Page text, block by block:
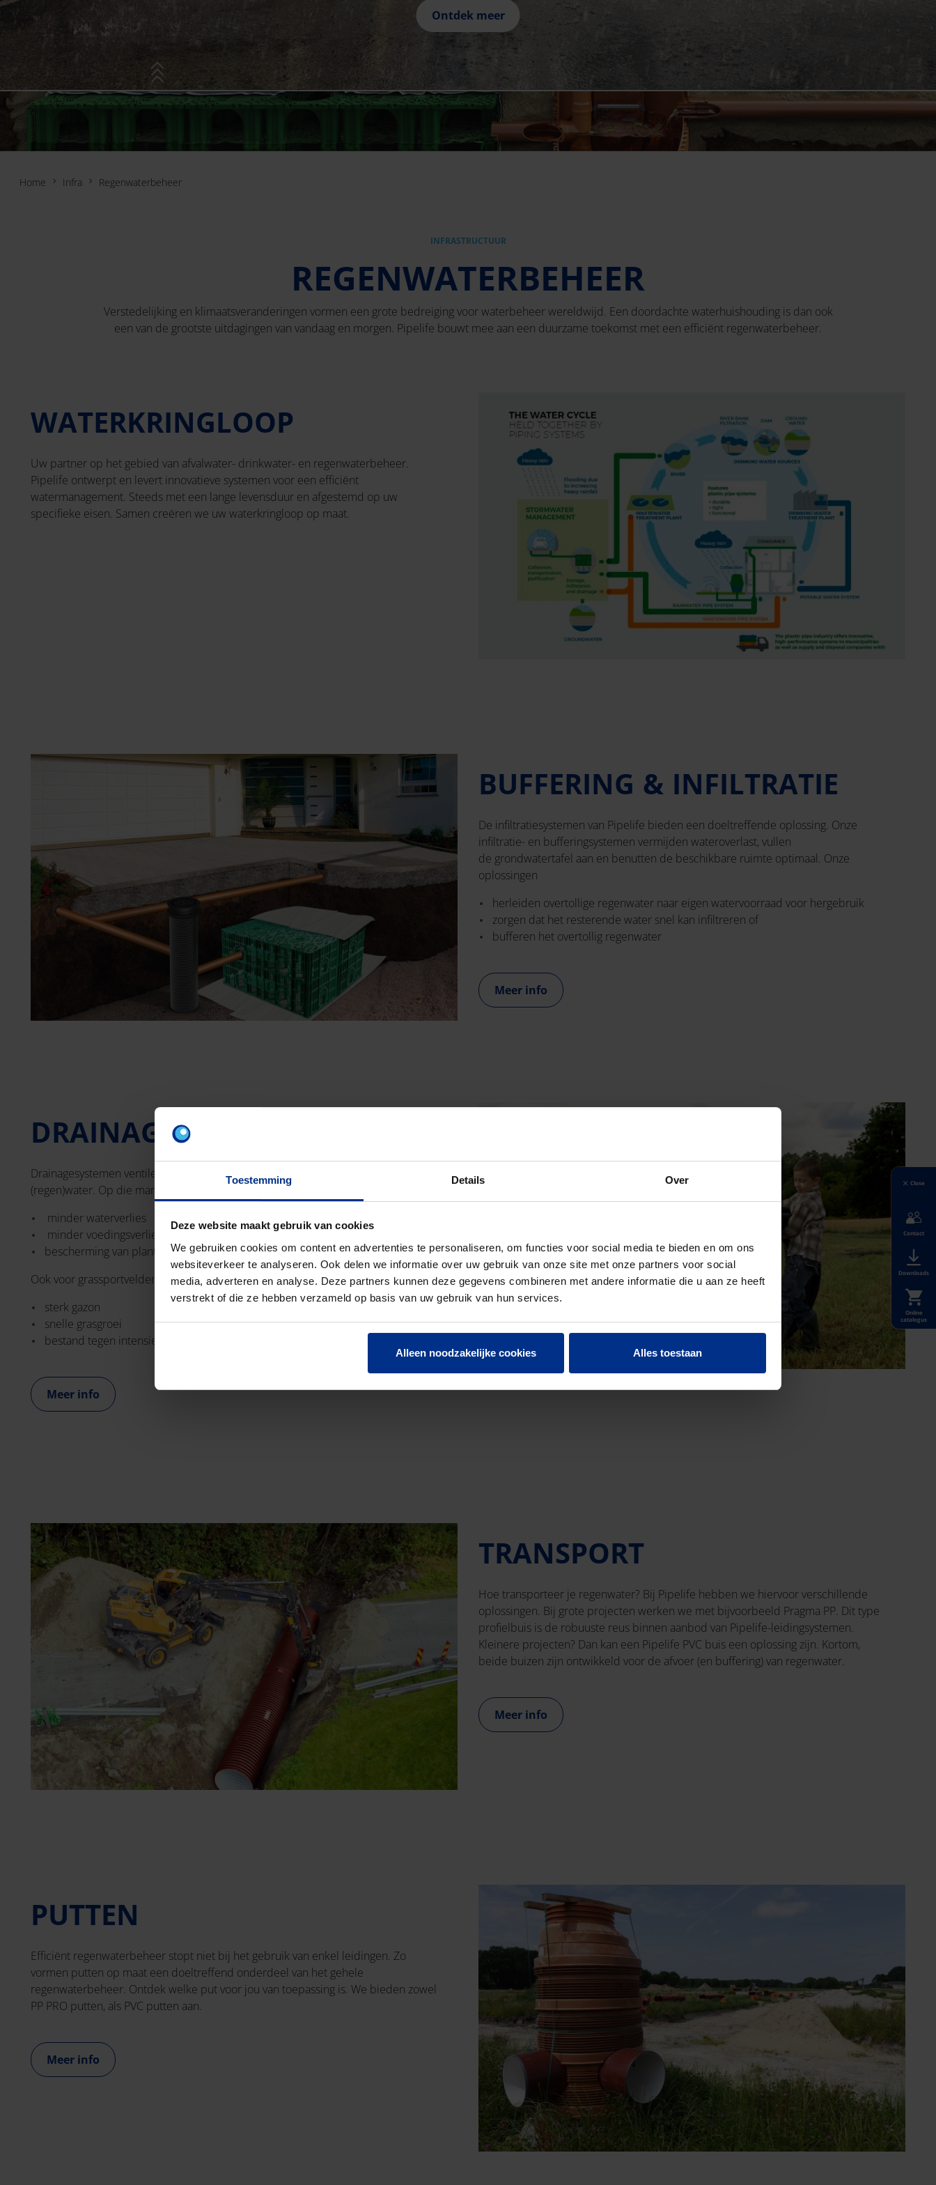
Toestemming Details Over
Deze website maakt gebruik van cookies
We gebruiken cookies om content en advertenties te personaliseren, om functies voor social media te bieden en om ons
websiteverkeer te analyseren. Ook delen we informatie over uw gebruik van onze site met onze partners voor social
media, adverteren en analyse. Deze partners kunnen deze gegevens combineren met andere informatie die u aan ze heeft
verstrekt of die ze hebben verzameld op basis van uw gebruik van hun services.
Alleen noodzakelijke cookies Alles toestaan
Ontdek meer
Home Infra Regenwaterbeheer
INFRASTRUCTUUR
REGENWATERBEHEER
Verstedelijking en klimaatsveranderingen vormen een grote bedreiging voor waterbeheer wereldwijd. Een doordachte waterhuishouding is dan ook
een van de grootste uitdagingen van vandaag en morgen. Pipelife bouwt mee aan een duurzame toekomst met een efficiënt regenwaterbeheer.
WATERKRINGLOOP
Uw partner op het gebied van afvalwater- drinkwater- en regenwaterbeheer.
Pipelife ontwerpt en levert innovatieve systemen voor een efficiënt
watermanagement. Steeds met een lange levensduur en afgestemd op uw
specifieke eisen. Samen creëren we uw waterkringloop op maat.
BUFFERING & INFILTRATIE
De infiltratiesystemen van Pipelife bieden een doeltreffende oplossing. Onze
infiltratie- en bufferingsystemen vermijden wateroverlast, vullen
de grondwatertafel aan en benutten de beschikbare ruimte optimaal. Onze
oplossingen
herleiden overtollige regenwater naar eigen watervoorraad voor hergebruik
zorgen dat het resterende water snel kan infiltreren of
bufferen het overtollig regenwater
Meer info
DRAINAGE
Drainagesystemen ventileren de bodem en reguleren de afvloeiing van
(regen)water. Op die manier verbeteren ze de landbouwproductie.
minder waterverlies
minder voedingsverlies
bescherming van planten tegen overmatig of stilstaand water
Ook voor grassportvelden is een goed geplaatste drainage belangrijk.
sterk gazon
snelle grasgroei
bestand tegen intensief gebruik door sporters
Meer info
TRANSPORT
Hoe transporteer je regenwater? Bij Pipelife hebben we hiervoor verschillende
oplossingen. Bij grote projecten werken we met bijvoorbeeld Pragma PP. Dit type
profielbuis is de robuuste reus binnen aanbod van Pipelife-leidingsystemen.
Kleinere projecten? Dan kan een Pipelife PVC buis een oplossing zijn. Kortom,
beide buizen zijn ontwikkeld voor de afvoer (en buffering) van regenwater.
Meer info
PUTTEN
Efficiënt regenwaterbeheer stopt niet bij het gebruik van enkel leidingen. Zo
vormen putten op maat een doeltreffend onderdeel van het gehele
regenwaterbeheer. Ontdek welke put voor jou van toepassing is. We bieden zowel
PP PRO putten, als PVC putten aan.
Meer info
Close
Contact
Downloads
Online
catalogus